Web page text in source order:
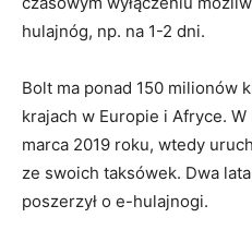
hulajnóg, np. na 1-2 dni.
Bolt ma ponad 150 milionów
krajach w Europie i Afryce.
marca 2019 roku, wtedy
ze swoich taksówek. Dwa
poszerzył o e-hulajnogi.